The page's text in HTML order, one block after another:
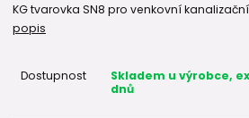
KG tvarovka SN8 pro venkovní
popis
Dostupnost
Skladem u výrobce,
dnů